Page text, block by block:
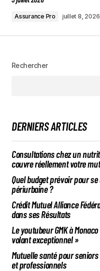
Assurance Pro juillet 8, 2026
Rechercher
DERNIERS ARTICLES
Consultations chez un
couvre réellement votre
Quel budget prévoir pour
périurbaine ?
Crédit Mutuel Alliance
dans ses Résultats
Le youtubeur GMK à
volant exceptionnel »
Mutuelle santé pour
et professionnels